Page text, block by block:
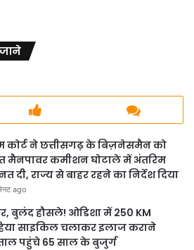
कोर्ट ने छत्तीसगढ़ के बिज़नेसमैन को
मैनपावर कमीशन घोटाले में अंतरिम
दी, राज्य से बाहर रहने का निर्देश दिया
ago
बुलंद हौसले! ओडिशा में 250 KM
साइकिल चलाकर इलाज कराने
पहुंचे 65 साल के बुजुर्ग